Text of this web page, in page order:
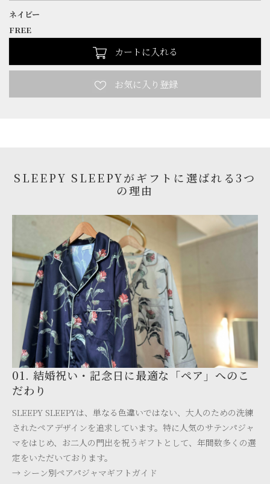
ネイビー
FREE
カートに入れる
SLEEPY SLEEPYがギフトに選ばれる3つ
の理由
01. 結婚祝い・記念日に最適な「ペア」へのこ
だわり
SLEEPY SLEEPYは、単なる色違いではない、大人のための洗練
されたペアデザインを追求しています。特に人気のサテンパジャ
マをはじめ、お二人の門出を祝うギフトとして、年間数多くの選
定をいただいております。
→ シーン別ペアパジャマギフトガイド